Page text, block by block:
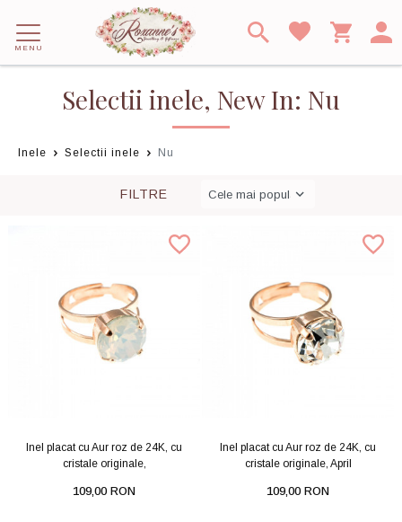
MENU
Selectii inele, New In: Nu
Inele Selectii inele Nu
FILTRE
Inel placat cu Aur roz de 24K, cu
cristale originale,
109,00 RON
Inel placat cu Aur roz de 24K, cu
cristale originale, April
109,00 RON